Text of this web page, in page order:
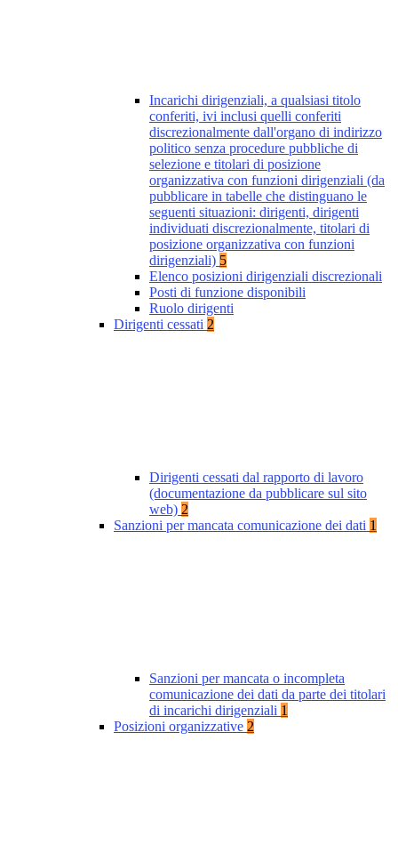
Incarichi dirigenziali, a qualsiasi titolo
conferiti, ivi inclusi quelli conferiti
discrezionalmente dall'organo di indirizzo
politico senza procedure pubbliche di
selezione e titolari di posizione
organizzativa con funzioni dirigenziali (da
pubblicare in tabelle che distinguano le
seguenti situazioni: dirigenti, dirigenti
individuati discrezionalmente, titolari di
posizione organizzativa con funzioni
dirigenziali) 5
Elenco posizioni dirigenziali discrezionali
Posti di funzione disponibili
Ruolo dirigenti
Dirigenti cessati 2
Dirigenti cessati dal rapporto di lavoro
(documentazione da pubblicare sul sito
web) 2
Sanzioni per mancata comunicazione dei dati 1
Sanzioni per mancata o incompleta
comunicazione dei dati da parte dei titolari
di incarichi dirigenziali 1
Posizioni organizzative 2